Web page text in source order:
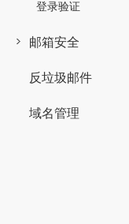
登录验证
邮箱安全
反垃圾邮件
域名管理